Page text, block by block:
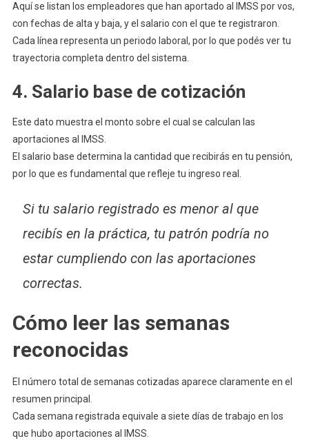
Aquí se listan los empleadores que han aportado al IMSS por vos,
con fechas de alta y baja, y el salario con el que te registraron.
Cada línea representa un periodo laboral, por lo que podés ver tu
trayectoria completa dentro del sistema.
4. Salario base de cotización
Este dato muestra el monto sobre el cual se calculan las
aportaciones al IMSS.
El salario base determina la cantidad que recibirás en tu pensión,
por lo que es fundamental que refleje tu ingreso real.
Si tu salario registrado es menor al que
recibís en la práctica, tu patrón podría no
estar cumpliendo con las aportaciones
correctas.
Cómo leer las semanas
reconocidas
El número total de semanas cotizadas aparece claramente en el
resumen principal.
Cada semana registrada equivale a siete días de trabajo en los
que hubo aportaciones al IMSS.